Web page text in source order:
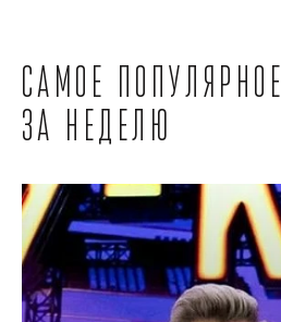
Самое популярное
за неделю